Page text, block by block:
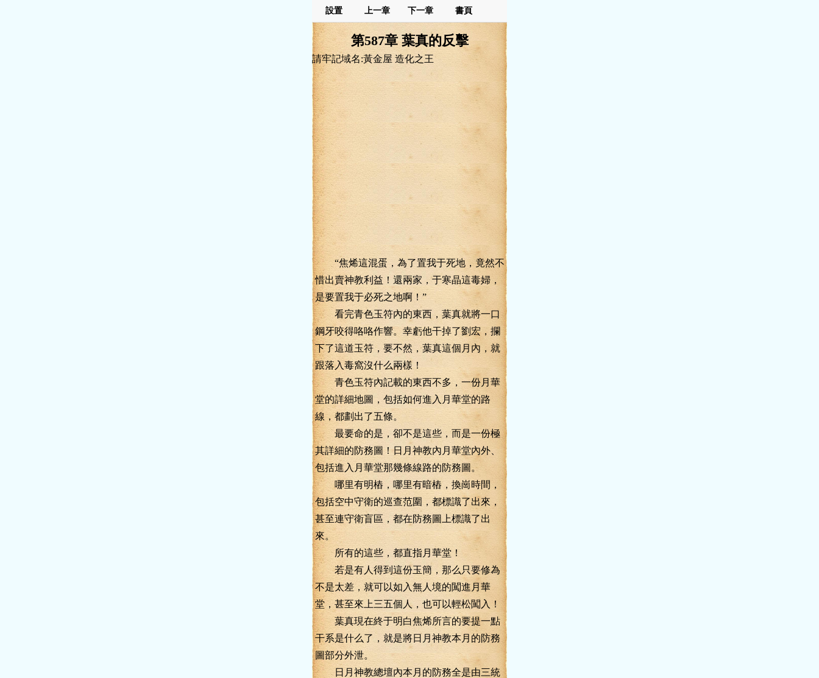
設置 上一章 下一章 書頁
第587章 葉真的反擊
請牢記域名:黃金屋 造化之王
“焦烯這混蛋，為了置我于死地，竟然不
惜出賣神教利益！還兩家，于寒晶這毒婦，
是要置我于必死之地啊！”
看完青色玉符內的東西，葉真就將一口
鋼牙咬得咯咯作響。幸虧他干掉了劉宏，攔
下了這道玉符，要不然，葉真這個月內，就
跟落入毒窩沒什么兩樣！
青色玉符內記載的東西不多，一份月華
堂的詳細地圖，包括如何進入月華堂的路
線，都劃出了五條。
最要命的是，卻不是這些，而是一份極
其詳細的防務圖！日月神教內月華堂內外、
包括進入月華堂那幾條線路的防務圖。
哪里有明樁，哪里有暗樁，換崗時間，
包括空中守衛的巡查范圍，都標識了出來，
甚至連守衛盲區，都在防務圖上標識了出
來。
所有的這些，都直指月華堂！
若是有人得到這份玉簡，那么只要修為
不是太差，就可以如入無人境的闖進月華
堂，甚至來上三五個人，也可以輕松闖入！
葉真現在終于明白焦烯所言的要提一點
干系是什么了，就是將日月神教本月的防務
圖部分外泄。
日月神教總壇內本月的防務全是由三統